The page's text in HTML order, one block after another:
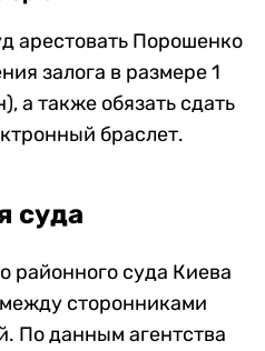
арестовать Порошенко
залога в размере 1
а также обязать сдать
браслет.
суда
районного суда Киева
сторонниками
По данным агентства